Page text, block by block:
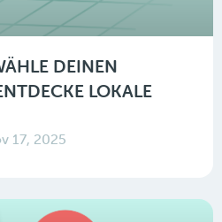
DEINEN
LOKALE
17, 2025